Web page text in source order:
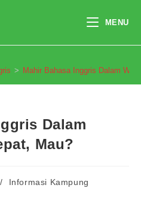
MENU
> Mahir Bahasa Inggris Dalam
Dalam
Mau?
/
Informasi Kampung